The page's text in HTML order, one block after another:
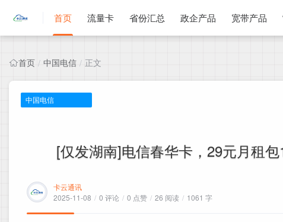
首页 流量卡 省份汇总 政企产品 宽带产品
首页 / 中国电信 / 正文
中国电信
[仅发湖南]电信春华卡，29元月租
卡云通讯
2025-11-08 / 0 评论 / 0 点赞 / 26 阅读 / 1061 字